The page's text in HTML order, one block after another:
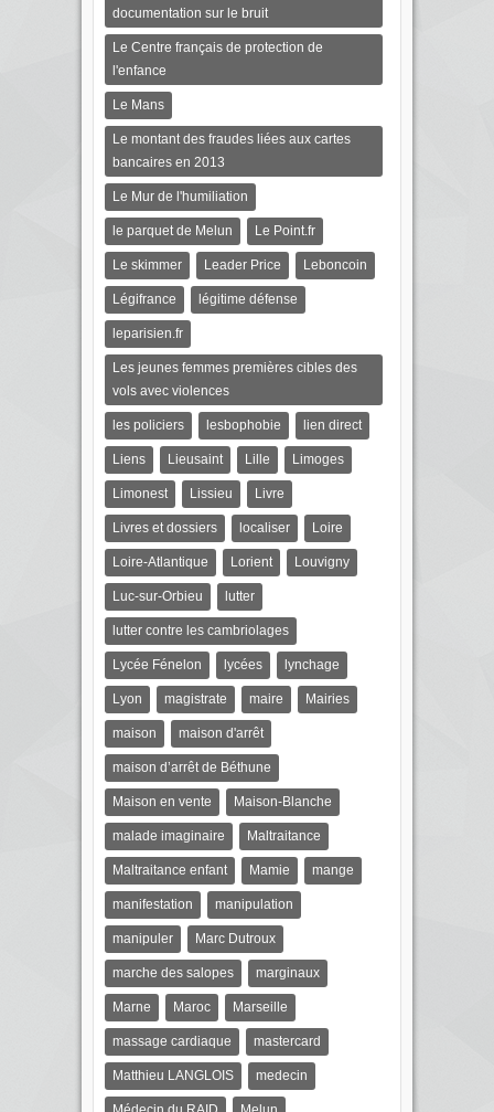
documentation sur le bruit
Le Centre français de protection de
l'enfance
Le Mans
Le montant des fraudes liées aux cartes
bancaires en 2013
Le Mur de l'humiliation
le parquet de Melun Le Point.fr
Le skimmer Leader Price Leboncoin
Légifrance légitime défense
leparisien.fr
Les jeunes femmes premières cibles des
vols avec violences
les policiers lesbophobie lien direct
Liens Lieusaint Lille Limoges
Limonest Lissieu Livre
Livres et dossiers localiser Loire
Loire-Atlantique Lorient Louvigny
Luc-sur-Orbieu lutter
lutter contre les cambriolages
Lycée Fénelon lycées lynchage
Lyon magistrate maire Mairies
maison maison d'arrêt
maison d’arrêt de Béthune
Maison en vente Maison-Blanche
malade imaginaire Maltraitance
Maltraitance enfant Mamie mange
manifestation manipulation
manipuler Marc Dutroux
marche des salopes marginaux
Marne Maroc Marseille
massage cardiaque mastercard
Matthieu LANGLOIS medecin